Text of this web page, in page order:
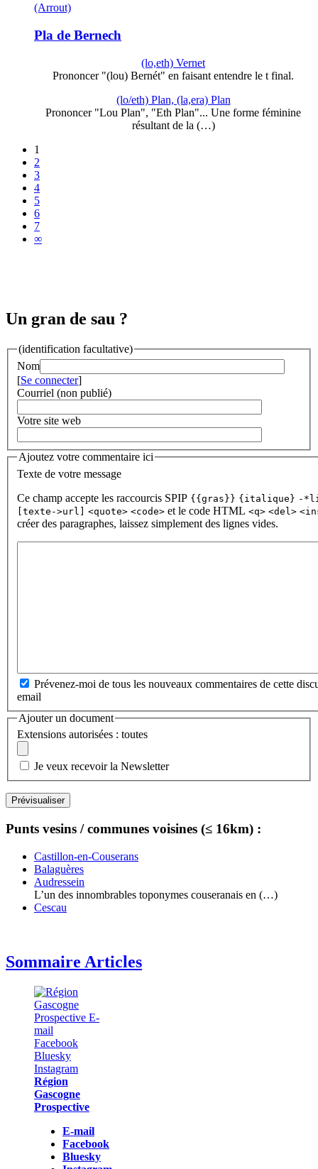
(Arrout)
Pla de Bernech
(lo,eth) Vernet
Prononcer "(lou) Bernét" en faisant entendre le t final.
(lo/eth) Plan, (la,era) Plan
Prononcer "Lou Plan", "Eth Plan"... Une forme féminine
résultant de la (…)
1
2
3
4
5
6
7
∞
Un gran de sau ?
(identification facultative)
Nom
[Se connecter]
Courriel (non publié)
Votre site web
Ajoutez votre commentaire ici
Texte de votre message
Ce champ accepte les raccourcis SPIP {{gras}} {italique} -
[texte->url] <quote> <code> et le code HTML <q> <del>
créer des paragraphes, laissez simplement des lignes vides.
Prévenez-moi de tous les nouveaux commentaires de cette
email
Ajouter un document
Extensions autorisées : toutes
Je veux recevoir la Newsletter
Punts vesins / communes voisines (≤ 16km) :
Castillon-en-Couserans
Balaguères
Audressein
L’un des innombrables toponymes couseranais en (…)
Cescau
Sommaire Articles
Région
Gascogne
Prospective
E-mail
Facebook
Bluesky